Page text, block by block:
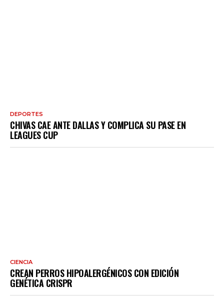
DEPORTES
CHIVAS CAE ANTE DALLAS Y COMPLICA SU PASE EN
LEAGUES CUP
CIENCIA
CREAN PERROS HIPOALERGÉNICOS CON EDICIÓN
GENÉTICA CRISPR